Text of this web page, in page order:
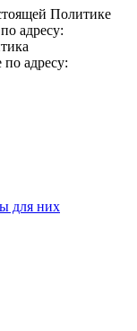
Политике
адресу:
адресу:
для них